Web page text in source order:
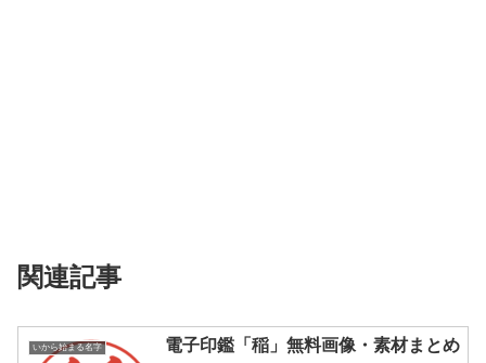
関連記事
いから始まる名字 電子印鑑「稲」無料画像・素材まとめ